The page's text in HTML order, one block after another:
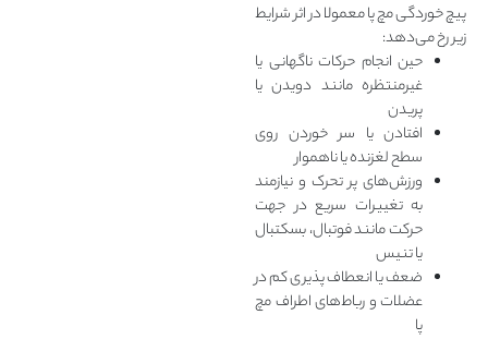
پیچ خوردگی مچ پا معمولا در اثر شرایط
زیر رخ می‌دهد:
حین انجام حرکات ناگهانی یا
غیرمنتظره مانند دویدن یا
پریدن
افتادن یا سر خوردن روی
سطح لغزنده یا ناهموار
ورزش‌های پر تحرک و نیازمند
به تغییرات سریع در جهت
حرکت مانند فوتبال، بسکتبال
یا تنیس
ضعف یا انعطاف‌ پذیری کم در
عضلات و رباط‌های اطراف مچ
پا